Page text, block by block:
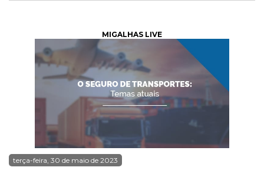
MIGALHAS LIVE
terça-feira, 30 de maio de 2023